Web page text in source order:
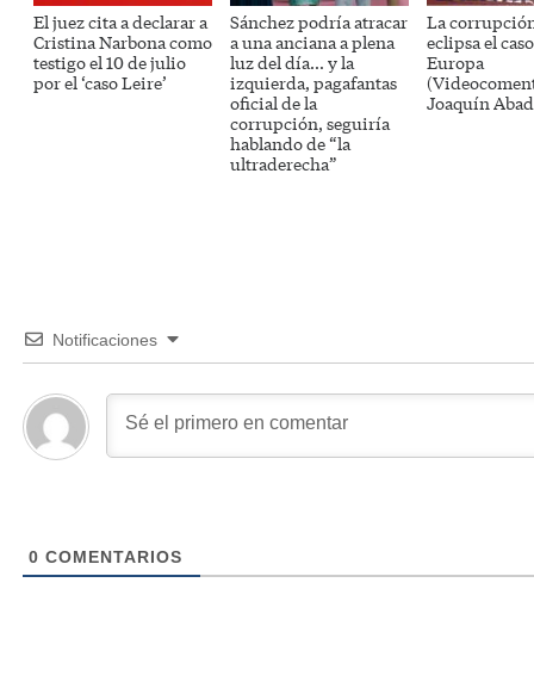
El juez cita a declarar a
Cristina Narbona como
testigo el 10 de julio
por el ‘caso Leire’
Sánchez podría atracar
a una anciana a plena
luz del día… y la
izquierda, pagafantas
oficial de la
corrupción, seguiría
hablando de “la
ultraderecha”
La
eclipsa el
Europa
Joaquín
Notificaciones
0 COMENTARIOS